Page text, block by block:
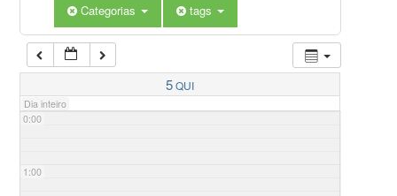
Categorias tags
5QUI
Dia inteiro
0:00
1:00